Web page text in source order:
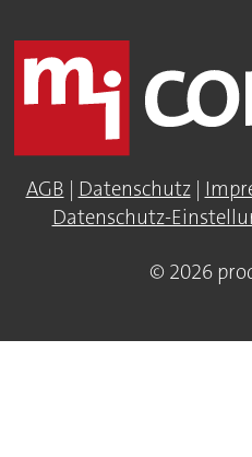
AGB | Datenschutz|
Datenschutz-
© 2026